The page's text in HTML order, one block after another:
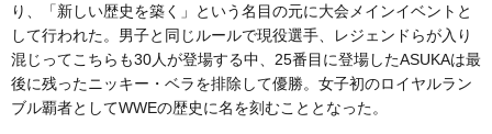
り、「新しい歴史を築く」という名目の元に大会メインイベントと
して行われた。男子と同じルールで現役選手、レジェンドらが入り
混じってこちらも30人が登場する中、25番目に登場したASUKAは最
後に残ったニッキー・ベラを排除して優勝。女子初のロイヤルラン
ブル覇者としてWWEの歴史に名を刻むこととなった。